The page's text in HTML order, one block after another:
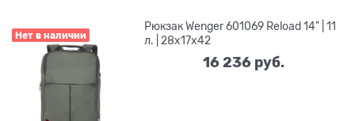
Нет в наличии
Рюкзак Wenger 601069 Reload 14" | 11
л. | 28x17x42
16 236 руб.